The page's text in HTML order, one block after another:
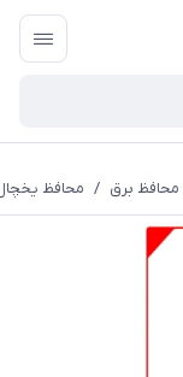
محافظ برق / محافظ یخچال